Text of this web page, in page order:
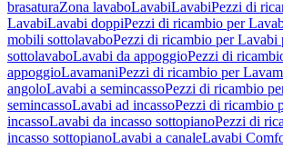
brasaturaZona lavaboLavabiLavabiPezzi di
LavabiLavabi doppiPezzi di ricambio per
mobili sottolavaboPezzi di ricambio per Lavabi
sottolavaboLavabi da appoggioPezzi di
appoggioLavamaniPezzi di ricambio per
angoloLavabi a semincassoPezzi di ricambio
semincassoLavabi ad incassoPezzi di ricambio
incassoLavabi da incasso sottopianoPezzi di
incasso sottopianoLavabi a canaleLavabi